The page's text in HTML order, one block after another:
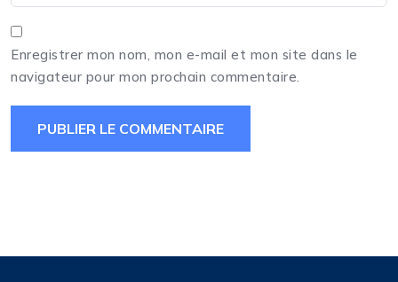
Enregistrer mon nom, mon e-mail et mon site dans le
navigateur pour mon prochain commentaire.